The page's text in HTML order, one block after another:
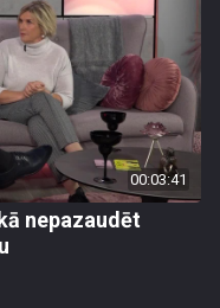
00:03:41
nepazaudēt